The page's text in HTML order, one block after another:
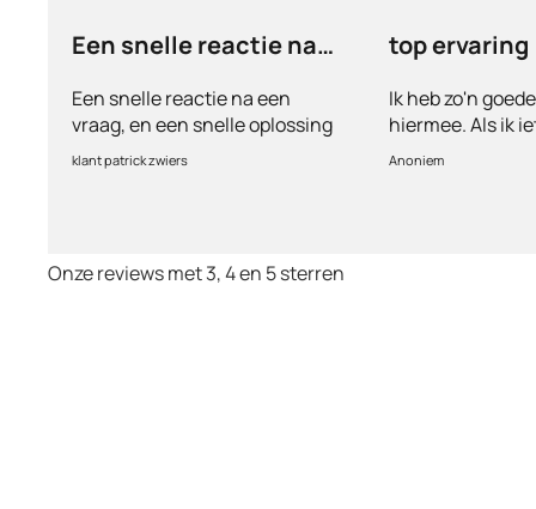
Een snelle reactie na
Een snelle reactie na een
vraag, en een snelle oplossing
klant patrick zwiers
top ervaring
Ik heb zo'n
hiermee. Als ik
vul ik een
Anoniem
Onze reviews met 3, 4 en 5 sterren